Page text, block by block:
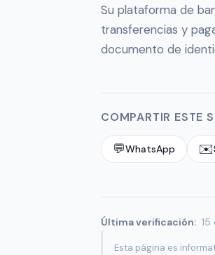
Su plataforma de
transferencias y
documento de
COMPARTIR ESTE
💬WhatsApp ✉️
Última verificación:
Esta página es